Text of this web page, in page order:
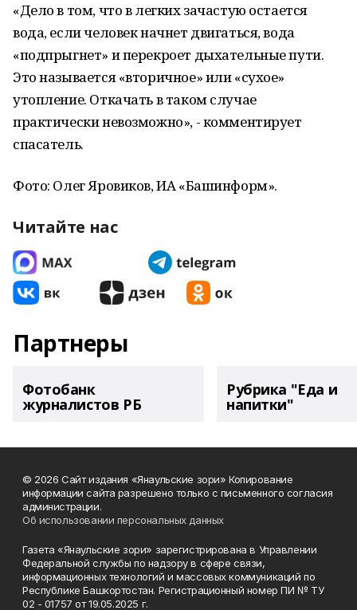
«Дело в том, что в легких зачастую остается
вода, если человек начнет двигаться, вода
«подпрыгнет» и перекроет дыхательные пути.
Это называется «вторичное» или «сухое»
утопление. Откачать в таком случае
практически невозможно», - комментирует
спасатель.
Фото: Олег Яровиков, ИА «Башинформ».
Читайте нас
Партнеры
Фотобанк
журналистов РБ
Рубрика "Еда и
напитки"
© 2026 Сайт издания «Янаульские зори» Копирование
информации сайта разрешено только с письменного согласия
администрации.
Об использовании персональных данных
Газета «Янаульские зори» зарегистрирована в Управлении
Федеральной службы по надзору в сфере связи,
информационных технологий и массовых коммуникаций по
Республике Башкортостан. Регистрационный номер ПИ № ТУ
02 - 01757 от 19.05.2025 г.